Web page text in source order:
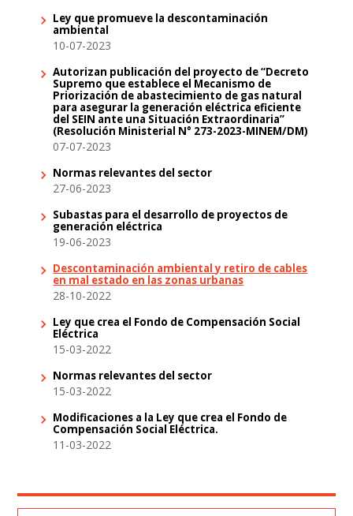
Ley que promueve la descontaminación
ambiental
10-07-2023
Autorizan publicación del proyecto de “Decreto
Supremo que establece el Mecanismo de
Priorización de abastecimiento de gas natural
para asegurar la generación eléctrica eficiente
del SEIN ante una Situación Extraordinaria”
(Resolución Ministerial N° 273-2023-MINEM/DM)
07-07-2023
Normas relevantes del sector
27-06-2023
Subastas para el desarrollo de proyectos de
generación eléctrica
19-06-2023
Descontaminación ambiental y retiro de cables
en mal estado en las zonas urbanas
28-10-2022
Ley que crea el Fondo de Compensación Social
Eléctrica
15-03-2022
Normas relevantes del sector
15-03-2022
Modificaciones a la Ley que crea el Fondo de
Compensación Social Eléctrica.
11-03-2022